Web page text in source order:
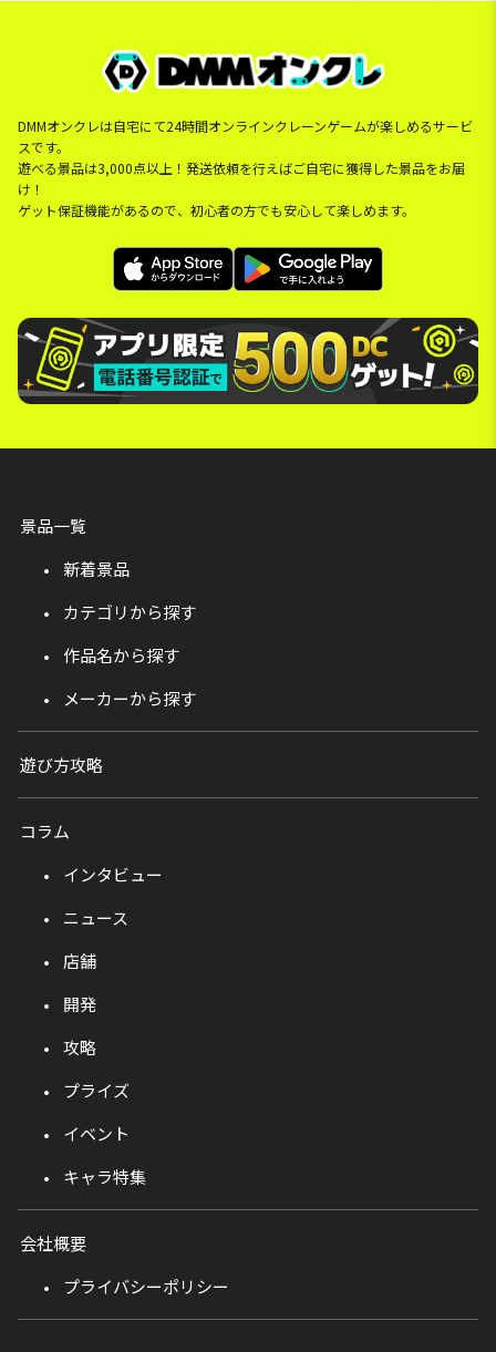
DMMオンクレは自宅にて24時間オンラインクレーンゲームが楽しめるサービ
スです。
遊べる景品は3,000点以上！発送依頼を行えばご自宅に獲得した景品をお届
け！
ゲット保証機能があるので、初心者の方でも安心して楽しめます。
景品一覧
新着景品
カテゴリから探す
作品名から探す
メーカーから探す
遊び方攻略
コラム
インタビュー
ニュース
店舗
開発
攻略
プライズ
イベント
キャラ特集
会社概要
プライバシーポリシー